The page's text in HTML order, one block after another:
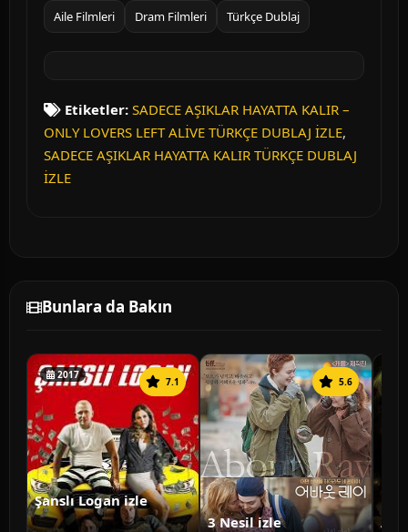
Aile Filmleri
Dram Filmleri Türkçe Dublaj
Etiketler: SADECE AŞIKLAR HAYATTA KALIR –
ONLY LOVERS LEFT ALİVE TÜRKÇE DUBLAJ İZLE,
SADECE AŞIKLAR HAYATTA KALIR TÜRKÇE DUBLAJ
İZLE
Bunlara da Bakın
2017
7.1
Şanslı Logan izle
5.6
3 Nesil izle